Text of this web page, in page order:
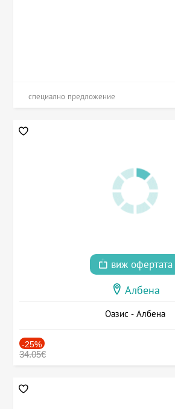
специално предложение
виж офертата
Албена
Оазис - Албена
-25%
34.05€